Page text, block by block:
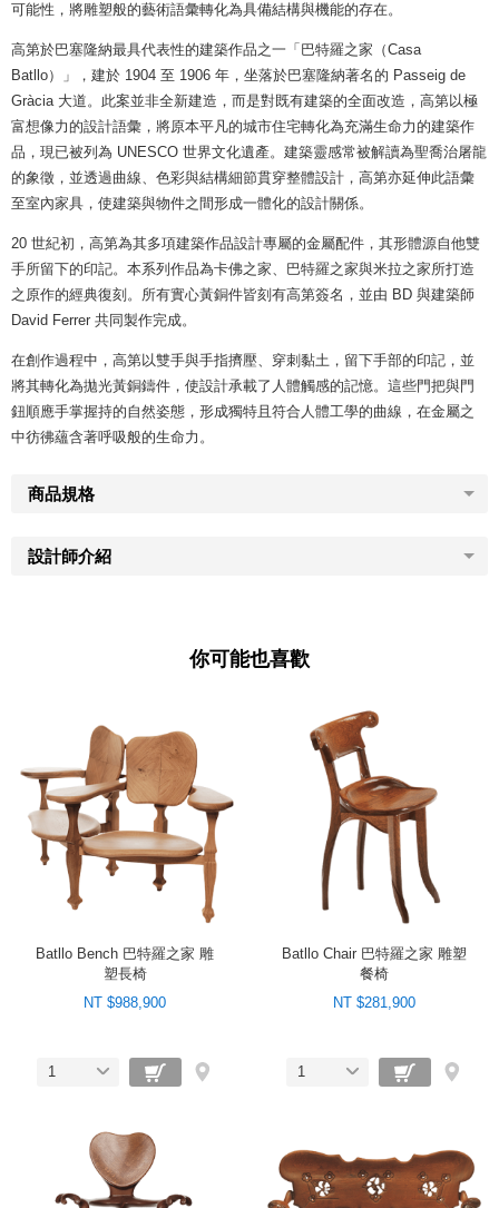
可能性，將雕塑般的藝術語彙轉化為具備結構與機能的存在。
高第於巴塞隆納最具代表性的建築作品之一「巴特羅之家（Casa
Batllo）」，建於 1904 至 1906 年，坐落於巴塞隆納著名的 Passeig de
Gràcia 大道。此案並非全新建造，而是對既有建築的全面改造，高第以極
富想像力的設計語彙，將原本平凡的城市住宅轉化為充滿生命力的建築作
品，現已被列為 UNESCO 世界文化遺產。建築靈感常被解讀為聖喬治屠龍
的象徵，並透過曲線、色彩與結構細節貫穿整體設計，高第亦延伸此語彙
至室內家具，使建築與物件之間形成一體化的設計關係。
20 世紀初，高第為其多項建築作品設計專屬的金屬配件，其形體源自他雙
手所留下的印記。本系列作品為卡佛之家、巴特羅之家與米拉之家所打造
之原作的經典復刻。所有實心黃銅件皆刻有高第簽名，並由 BD 與建築師
David Ferrer 共同製作完成。
在創作過程中，高第以雙手與手指擠壓、穿刺黏土，留下手部的印記，並
將其轉化為拋光黃銅鑄件，使設計承載了人體觸感的記憶。這些門把與門
鈕順應手掌握持的自然姿態，形成獨特且符合人體工學的曲線，在金屬之
中彷彿蘊含著呼吸般的生命力。
商品規格
設計師介紹
你可能也喜歡
Batllo Bench 巴特羅之家 雕
塑長椅
NT $988,900
1
Batllo Chair 巴特羅之家 雕塑
餐椅
NT $281,900
1